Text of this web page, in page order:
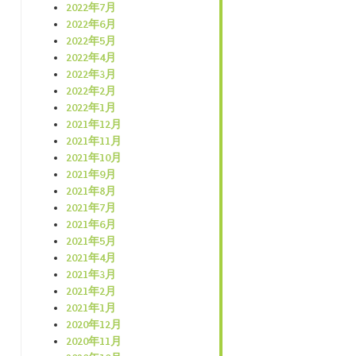
2022年7月
2022年6月
2022年5月
2022年4月
2022年3月
2022年2月
2022年1月
2021年12月
2021年11月
2021年10月
2021年9月
2021年8月
2021年7月
2021年6月
2021年5月
2021年4月
2021年3月
2021年2月
2021年1月
2020年12月
2020年11月